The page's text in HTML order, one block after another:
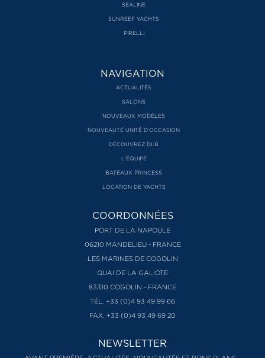
SEALINE
SUNREEF YACHTS
PIRELLI
NAVIGATION
ACTUALITÉS
SALONS
NOUVEAUX MODÈLES
NOUVEAUTÉ UNITÉ D’OCCASION
DÉCOUVREZ DLB
L'ÉQUIPE
BATEAUX PRINCESS
LOCATION DE YACHTS
COORDONNÉES
PORT DE LA NAPOULE
06210 MANDELIEU - FRANCE
LES MARINES DE COGOLIN
QUAI DE LA GALIOTE
83310 COGOLIN - FRANCE
TÉL. +33 (0)4 93 49 99 66
FAX. +33 (0)4 93 49 69 20
NEWSLETTER